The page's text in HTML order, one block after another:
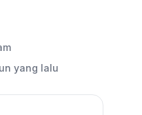
yang lalu